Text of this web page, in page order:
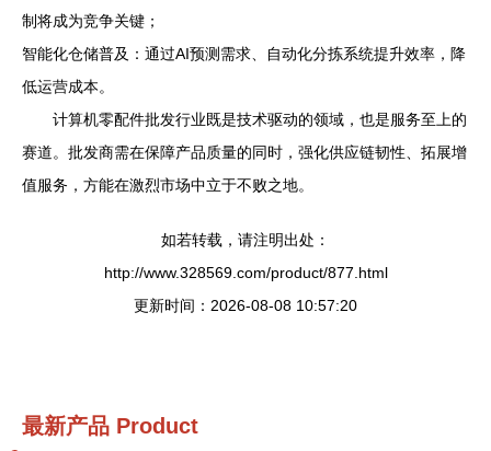
制将成为竞争关键；
智能化仓储普及：通过AI预测需求、自动化分拣系统提升效率，降
低运营成本。
计算机零配件批发行业既是技术驱动的领域，也是服务至上的
赛道。批发商需在保障产品质量的同时，强化供应链韧性、拓展增
值服务，方能在激烈市场中立于不败之地。
如若转载，请注明出处：
http://www.328569.com/product/877.html
更新时间：2026-08-08 10:57:20
最新产品 Product